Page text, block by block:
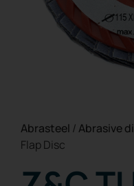
Abrasteel / Abrasive
Flap Disc